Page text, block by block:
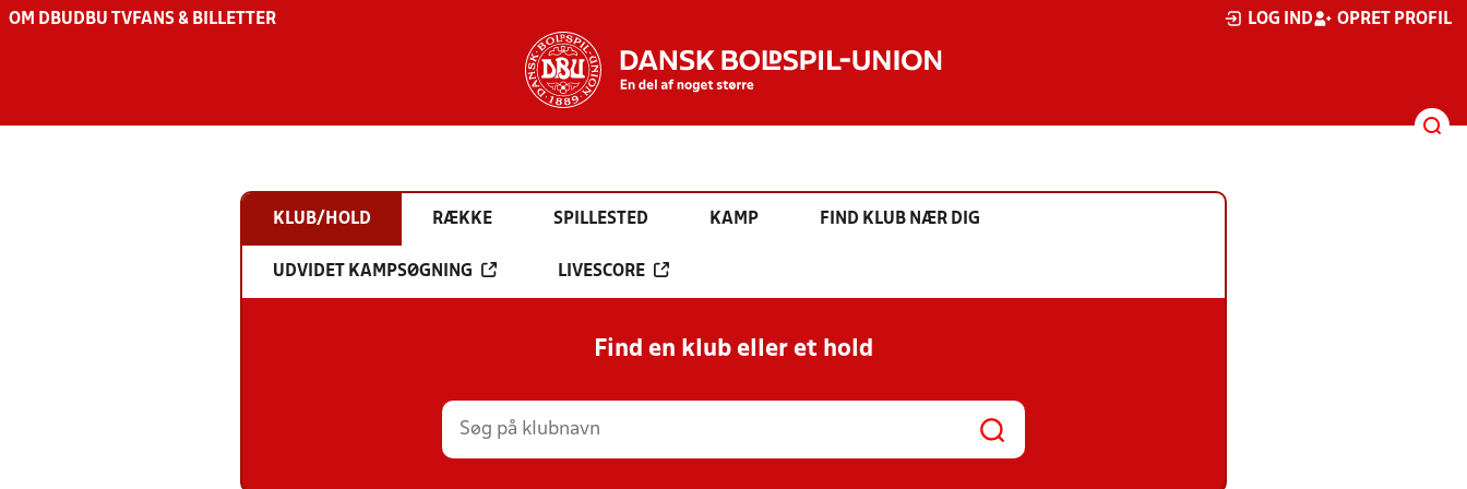
OM DBU DBU TV FANS & BILLETTER LOG IND OPRET PROFIL
KLUB/HOLD RÆKKE SPILLESTED KAMP FIND KLUB NÆR DIG
UDVIDET KAMPSØGNING LIVESCORE
Find en klub eller et hold